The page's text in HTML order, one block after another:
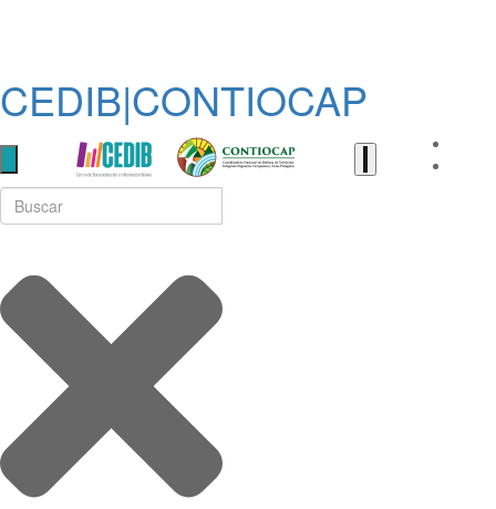
CEDIB|CONTIOCAP